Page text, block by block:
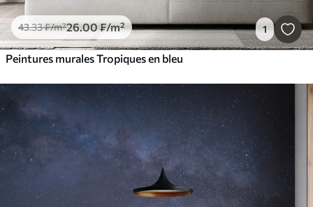
43.33₣/m²26.00₣/m² 1
Peintures murales Tropiques en bleu